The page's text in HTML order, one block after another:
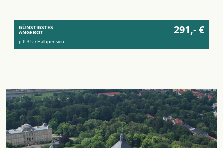
GÜNSTIGSTES
ANGEBOT 291,- €
p.P. 3 Ü / Halbpension